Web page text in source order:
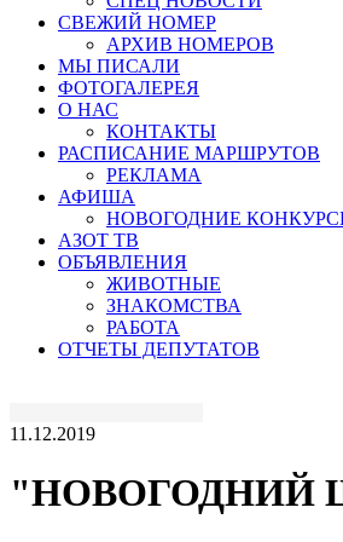
СВЕЖИЙ НОМЕР
АРХИВ НОМЕРОВ
МЫ ПИСАЛИ
ФОТОГАЛЕРЕЯ
О НАС
КОНТАКТЫ
РАСПИСАНИЕ МАРШРУТОВ
РЕКЛАМА
АФИША
НОВОГОДНИЕ
АЗОТ ТВ
ОБЪЯВЛЕНИЯ
ЖИВОТНЫЕ
ЗНАКОМСТВА
РАБОТА
ОТЧЕТЫ ДЕПУТАТОВ
11.12.2019
"НОВОГОДНИЙ